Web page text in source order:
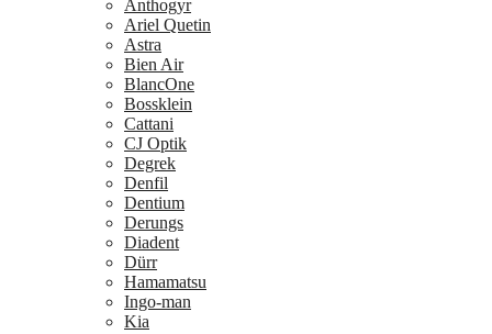
Anthogyr
Ariel Quetin
Astra
Bien Air
BlancOne
Bossklein
Cattani
CJ Optik
Degrek
Denfil
Dentium
Derungs
Diadent
Dürr
Hamamatsu
Ingo-man
Kia